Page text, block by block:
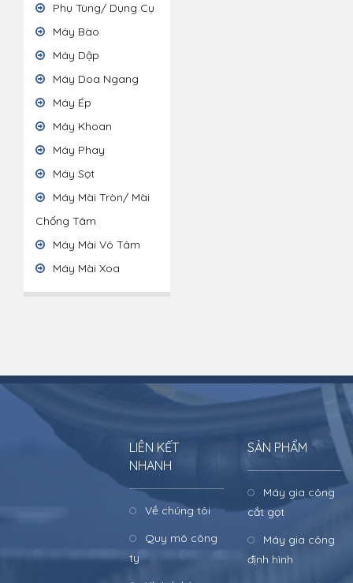
Phụ Tùng/ Dụng Cụ
Máy Bào
Máy Dập
Máy Doa Ngang
Máy Ép
Máy Khoan
Máy Phay
Máy Sọt
Máy Mài Tròn/ Mài
Chống Tâm
Máy Mài Vô Tâm
Máy Mài Xoa
LIÊN KẾT
NHANH
Về chúng tôi
Quy mô công
ty
SẢN PHẨM
Máy gia công
cắt gọt
Máy gia công
định hình